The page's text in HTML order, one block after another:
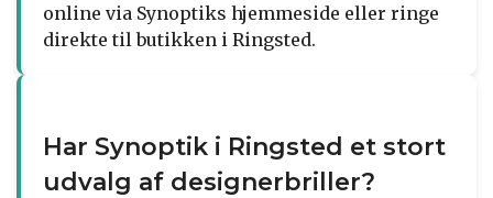
online via Synoptiks hjemmeside eller ringe
direkte til butikken i Ringsted.
Har Synoptik i Ringsted et stort
udvalg af designerbriller?